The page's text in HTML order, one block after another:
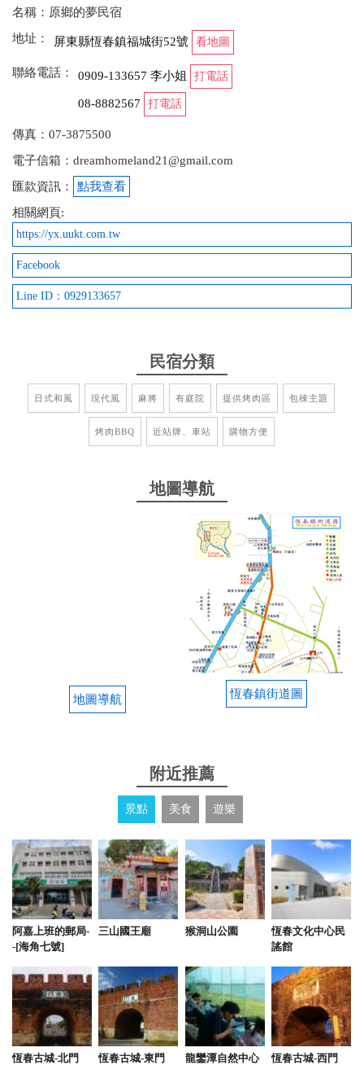
很棒的民宿，設備新，人親切，讚啦！
2019-05-26 20:29:54
2018-12-12 11:22:29
from google
2018-07-11 10:20:55
from google
from google
名稱：原鄉的夢民宿
地址：
屏東縣恆春鎮福城街52號 看地圖
聯絡電話： 0909-133657 李小姐 打電話
08-8882567 打電話
傳真：07-3875500
電子信箱：dreamhomeland21@gmail.com
匯款資訊：
點我查看
相關網頁:
https://yx.uukt.com.tw
Facebook
Line ID：0929133657
民宿分類
日式和風 現代風 麻將 有庭院 提供烤肉區 包棟主題
烤肉BBQ 近站牌、車站 購物方便
地圖導航
地圖導航 恆春鎮街道圖
附近推薦
景點 美食 遊樂
阿嘉上班的郵局-
-[海角七號]
三山國王廟 猴洞山公園
恆春文化中心民
謠館
恆春古城-北門 恆春古城-東門 龍鑾潭自然中心 恆春古城-西門